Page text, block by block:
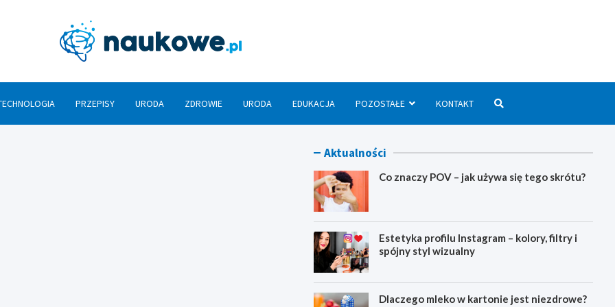
PRZEPISY URODA ZDROWIE URODA EDUKACJA POZOSTAŁE KONTAKT
Aktualności
Co znaczy POV – jak używa się tego skrótu?
Estetyka profilu Instagram – kolory, filtry i
spójny styl wizualny
Dlaczego mleko w kartonie jest niezdrowe?